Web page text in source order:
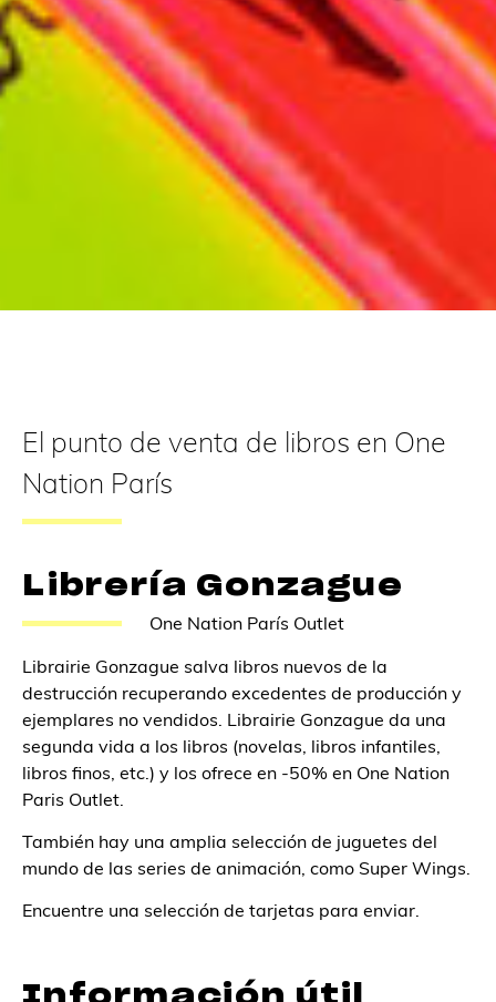
El punto de venta de libros en One
Nation París
Librería Gonzague
One Nation París Outlet
Librairie Gonzague salva libros nuevos de la
destrucción recuperando excedentes de producción y
ejemplares no vendidos. Librairie Gonzague da una
segunda vida a los libros (novelas, libros infantiles,
libros finos, etc.) y los ofrece en -50% en One Nation
Paris Outlet.
También hay una amplia selección de juguetes del
mundo de las series de animación, como Super Wings.
Encuentre una selección de tarjetas para enviar.